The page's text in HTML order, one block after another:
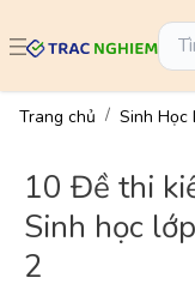
Trang chủ Sinh Học
10 Đề thi
Sinh học
2